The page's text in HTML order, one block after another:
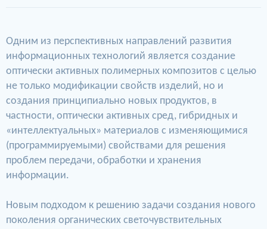
Одним из перспективных направлений развития
информационных технологий является создание
оптически активных полимерных композитов с целью
не только модификации свойств изделий, но и
создания принципиально новых продуктов, в
частности, оптически активных сред, гибридных и
«интеллектуальных» материалов с изменяющимися
(программируемыми) свойствами для решения
проблем передачи, обработки и хранения
информации.
Новым подходом к решению задачи создания нового
поколения органических светочувствительных